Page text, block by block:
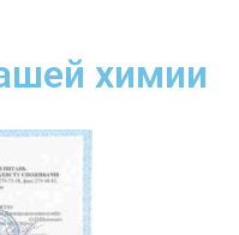
химии